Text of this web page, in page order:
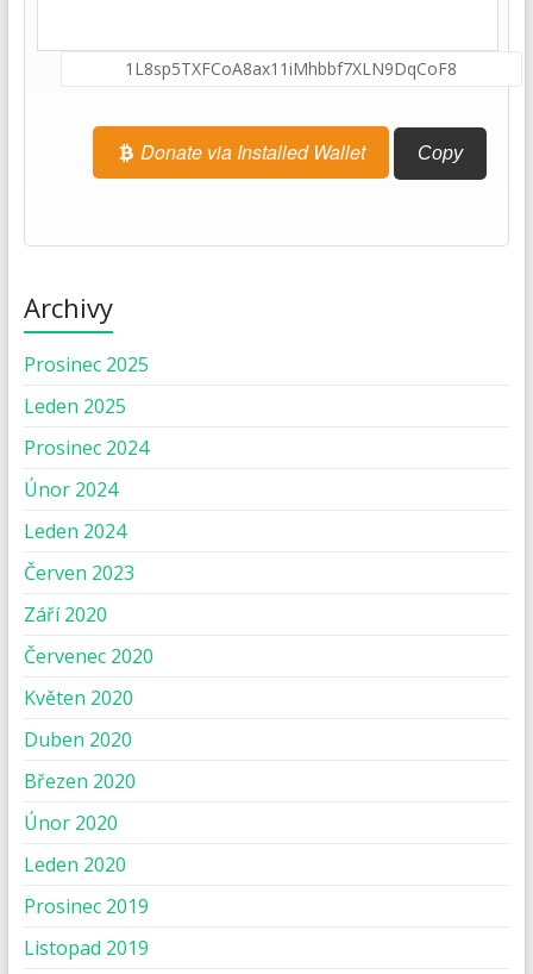
Donate via Installed Wallet Copy
Archivy
Prosinec 2025
Leden 2025
Prosinec 2024
Únor 2024
Leden 2024
Červen 2023
Září 2020
Červenec 2020
Květen 2020
Duben 2020
Březen 2020
Únor 2020
Leden 2020
Prosinec 2019
Listopad 2019